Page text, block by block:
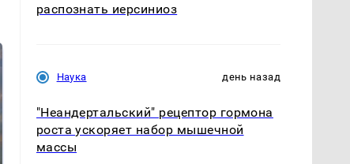
распознать иерсиниоз
Наука день назад
"Неандертальский" рецептор гормона
роста ускоряет набор мышечной
массы